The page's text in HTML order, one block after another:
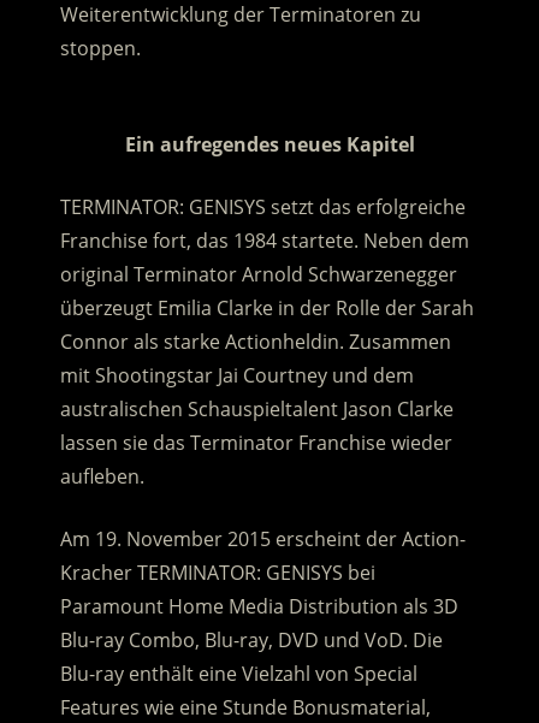
Weiterentwicklung der Terminatoren zu
stoppen.
Ein aufregendes neues Kapitel
TERMINATOR: GENISYS setzt das erfolgreiche
Franchise fort, das 1984 startete. Neben dem
original Terminator Arnold Schwarzenegger
überzeugt Emilia Clarke in der Rolle der Sarah
Connor als starke Actionheldin. Zusammen
mit Shootingstar Jai Courtney und dem
australischen Schauspieltalent Jason Clarke
lassen sie das Terminator Franchise wieder
aufleben.
Am 19. November 2015 erscheint der Action-
Kracher TERMINATOR: GENISYS bei
Paramount Home Media Distribution als 3D
Blu-ray Combo, Blu-ray, DVD und VoD. Die
Blu-ray enthält eine Vielzahl von Special
Features wie eine Stunde Bonusmaterial,